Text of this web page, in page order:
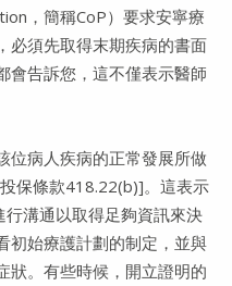
，簡稱CoP）要求安寧療
必須先取得末期疾病的書面
會告訴您，這不僅表示醫師
位病人疾病的正常發展所做
保條款418.22(b)]。這表示
溝通以取得足夠資訊來決
初始療護計劃的制定，並與
狀。有些時候，開立證明的